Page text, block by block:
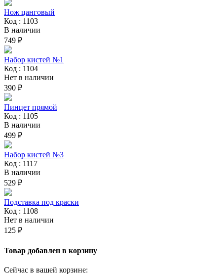
Нож цанговый
Код : 1103
В наличии
749 ₽
Набор кистей №1
Код : 1104
Нет в наличии
390 ₽
Пинцет прямой
Код : 1105
В наличии
499 ₽
Набор кистей №3
Код : 1117
В наличии
529 ₽
Подставка под краски
Код : 1108
Нет в наличии
125 ₽
Товар добавлен в корзину
Сейчас в вашей корзине: